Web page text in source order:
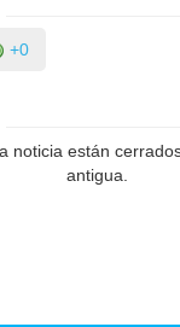
+0
noticia están
antigua.